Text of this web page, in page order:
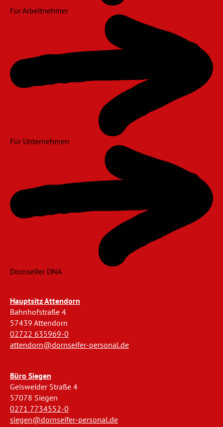
Für Arbeitnehmer
Für Unternehmen
Dornseifer DNA
Hauptsitz Attendorn
Bahnhofstraße 4
57439 Attendorn
02722 635969-0
attendorn@dornseifer-personal.de
Büro Siegen
Geisweider Straße 4
57078 Siegen
0271 7734552-0
siegen@dornseifer-personal.de